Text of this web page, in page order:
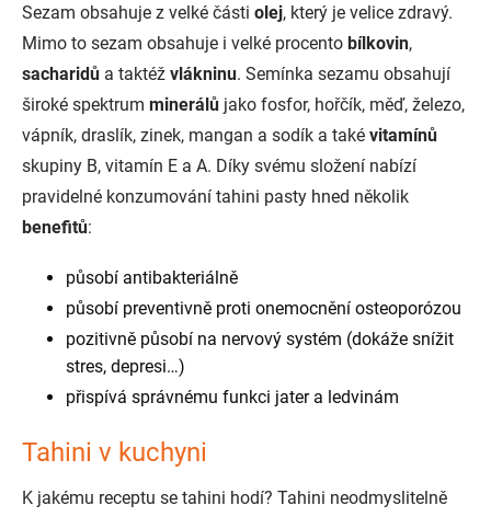
Sezam obsahuje z velké části olej, který je velice zdravý.
Mimo to sezam obsahuje i velké procento bílkovin,
sacharidů a taktéž vlákninu. Semínka sezamu obsahují
široké spektrum minerálů jako fosfor, hořčík, měď, železo,
vápník, draslík, zinek, mangan a sodík a také vitamínů
skupiny B, vitamín E a A. Díky svému složení nabízí
pravidelné konzumování tahini pasty hned několik
benefitů:
působí antibakteriálně
působí preventivně proti onemocnění osteoporózou
pozitivně působí na nervový systém (dokáže snížit
stres, depresi…)
přispívá správnému funkci jater a ledvinám
Tahini v kuchyni
K jakému receptu se tahini hodí? Tahini neodmyslitelně